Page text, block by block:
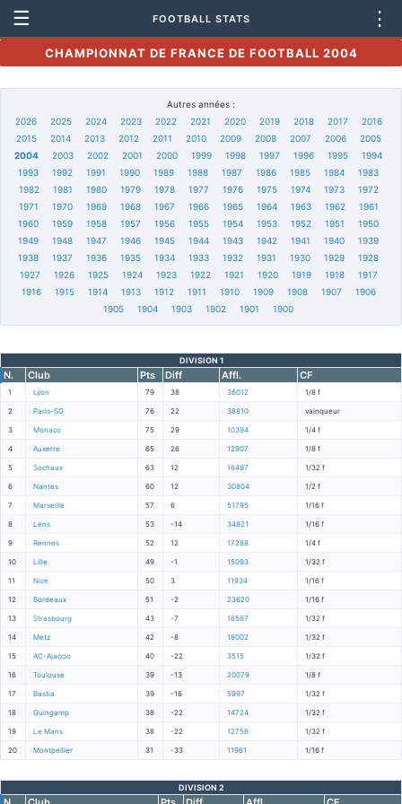
☰ FOOTBALL STATS ⋮
CHAMPIONNAT DE FRANCE DE FOOTBALL 2004
Autres années :
2026
2025 2024 2023 2022 2021 2020 2019 2018 2017
2016
2015
2014 2013 2012 2011 2010 2009 2008 2007 2006
2005
2004
2003 2002 2001 2000 1999 1998 1997 1996 1995
1994
1993
1992 1991 1990 1989 1988 1987 1986 1985 1984
1983
1982
1981 1980 1979 1978 1977 1976 1975 1974 1973
1972
1971
1970 1969 1968 1967 1966 1965 1964 1963 1962
1961
1960
1959 1958 1957 1956 1955 1954 1953 1952 1951
1950
1949
1948 1947 1946 1945 1944 1943 1942 1941 1940
1939
1938
1937 1936 1935 1934 1933 1932 1931 1930 1929
1928
1927
1926 1925 1924 1923 1922 1921 1920 1919 1918
1917
1916
1915 1914 1913 1912 1911 1910 1909 1908 1907
1906
1905
1904 1903 1902 1901 1900
DIVISION 1
N. Club Pts Diff Affl. CF
1 Lyon 79 38 36012 1/8 f
2 Paris-SG 76 22 38810 vainqueur
3 Monaco 75 29 10394 1/4 f
4 Auxerre 65 26 12907 1/8 f
5 Sochaux 63 12 16497 1/32 f
6 Nantes 60 12 30804 1/2 f
7 Marseille 57 6 51795 1/16 f
8 Lens 53 -14 34821 1/16 f
9 Rennes 52 12 17288 1/4 f
10 Lille 49 -1 15093 1/32 f
11 Nice 50 3 11934 1/16 f
12 Bordeaux 51 -2 23620 1/16 f
13 Strasbourg 43 -7 16567 1/32 f
14 Metz 42 -8 18002 1/32 f
15 AC-Ajaccio 40 -22 3515 1/32 f
16 Toulouse 39 -13 20079 1/8 f
17 Bastia 39 -16 5997 1/32 f
18 Guingamp 38 -22 14724 1/32 f
19 Le Mans 38 -22 12756 1/32 f
20 Montpellier 31 -33 11961 1/16 f
DIVISION 2